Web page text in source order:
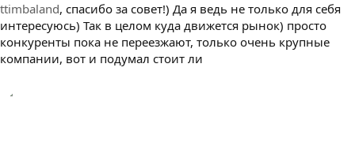
ttimbaland, спасибо за совет!) Да я ведь не только для себя
интересуюсь) Так в целом куда движется рынок) просто
конкуренты пока не переезжают, только очень крупные
компании, вот и подумал стоит ли